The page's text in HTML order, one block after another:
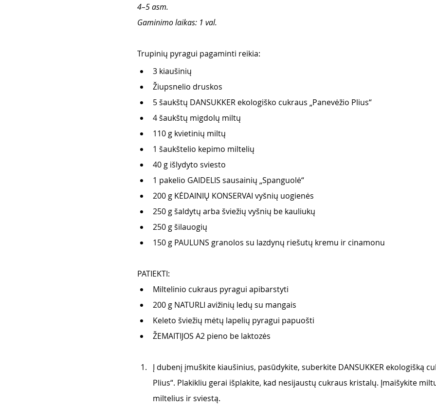
4–5 asm.
Gaminimo laikas: 1 val.
Trupinių pyragui pagaminti reikia:
3 kiaušinių
Žiupsnelio druskos
5 šaukštų DANSUKKER ekologiško cukraus „Panevėžio Plius“
4 šaukštų migdolų miltų
110 g kvietinių miltų
1 šaukštelio kepimo miltelių
40 g išlydyto sviesto
1 pakelio GAIDELIS sausainių „Spanguolė“
200 g KĖDAINIŲ KONSERVAI vyšnių uogienės
250 g šaldytų arba šviežių vyšnių be kauliukų
250 g šilauogių
150 g PAULUNS granolos su lazdynų riešutų kremu ir cinamonu
PATIEKTI:
Miltelinio cukraus pyragui apibarstyti
200 g NATURLI avižinių ledų su mangais
Keleto šviežių mėtų lapelių pyragui papuošti
ŽEMAITIJOS A2 pieno be laktozės
Į dubenį įmuškite kiaušinius, pasūdykite, suberkite DANSUKKER ekologišką
Plius“. Plakikliu gerai išplakite, kad nesijaustų cukraus kristalų. Įmaišykite
miltelius ir sviestą.